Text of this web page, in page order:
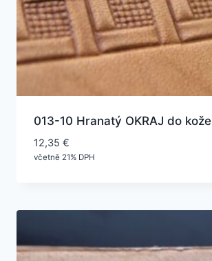
013-10 Hranatý OKRAJ do kože
12,35 €
včetně 21% DPH